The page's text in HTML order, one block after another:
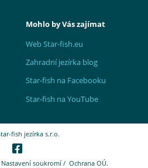
Mohlo by Vás zajímat
Web Star-fish.eu
Zahradní jezírka blog
Star-fish na Facebooku
Star-fish na YouTube
fish jezírka s.r.o.
Nastavení soukromí/ Ochrana OÚ.